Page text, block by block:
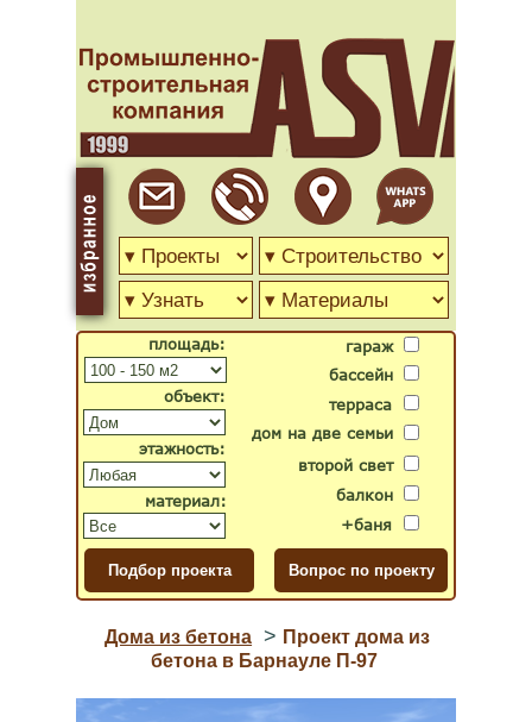
гараж
бассейн
второй свет
дом на две семьи
терраса
балкон
+баня
объект:
материал:
площадь:
этажность:
Дома из бетона > Проект дома из
бетона в Барнауле П-97